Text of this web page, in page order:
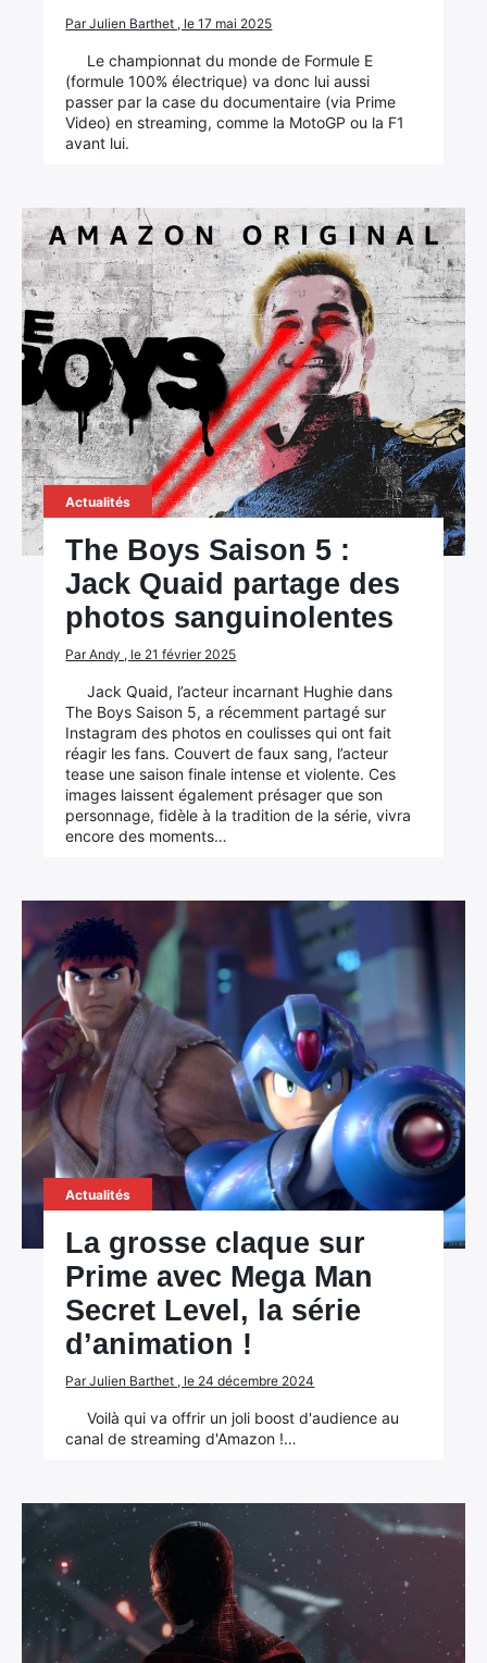
Par Julien Barthet , le 17 mai 2025
Le championnat du monde de Formule E
(formule 100% électrique) va donc lui aussi
passer par la case du documentaire (via Prime
Video) en streaming, comme la MotoGP ou la F1
avant lui.
Actualités
The Boys Saison 5 :
Jack Quaid partage des
photos sanguinolentes
Par Andy , le 21 février 2025
Jack Quaid, l’acteur incarnant Hughie dans
The Boys Saison 5, a récemment partagé sur
Instagram des photos en coulisses qui ont fait
réagir les fans. Couvert de faux sang, l’acteur
tease une saison finale intense et violente. Ces
images laissent également présager que son
personnage, fidèle à la tradition de la série, vivra
encore des moments…
Actualités
La grosse claque sur
Prime avec Mega Man
Secret Level, la série
d’animation !
Par Julien Barthet , le 24 décembre 2024
Voilà qui va offrir un joli boost d'audience au
canal de streaming d'Amazon !…